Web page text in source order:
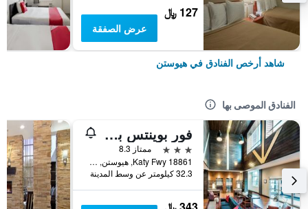
127 ﷼
عرض الصفقة
شاهد أرخص الفنادق في هيوستن
الفنادق الموصى بها
فور بوينتس باي شيراتون إينرجي كوريدور
3 نجوم
ممتاز 8.3
18861 Katy Fwy, هيوستن, TX, الولايات المتحدة الأميريكية
32.3 كيلومتر عن وسط المدينة